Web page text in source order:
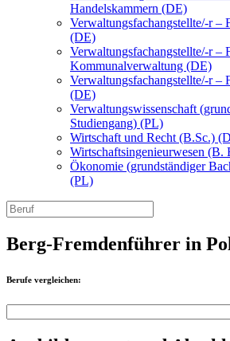
Handelskammern (DE)
Verwaltungsfachangstellte/-r –
(DE)
Verwaltungsfachangstellte/-r –
Kommunalverwaltung (DE)
Verwaltungsfachangstellte/-r –
(DE)
Verwaltungswissenschaft
Studiengang) (PL)
Wirtschaft und Recht (B.Sc.)
Wirtschaftsingenieurwesen (B.
Ökonomie (grundständiger
(PL)
Berg-Fremdenführer in
Berufe vergleichen: